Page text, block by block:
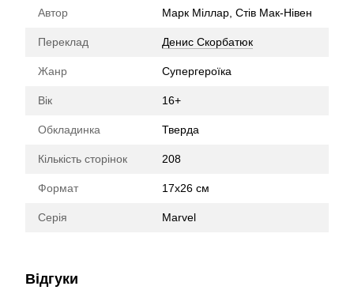
Автор Марк Міллар, Стів Мак-Нівен
Переклад Денис Скорбатюк
Жанр Супергероїка
Вік 16+
Обкладинка Тверда
Кількість сторінок 208
Формат 17х26 см
Серія Marvel
Відгуки